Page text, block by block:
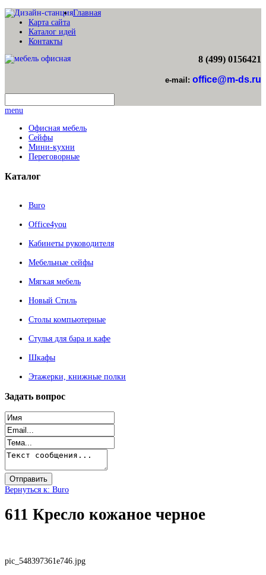
Главная
Карта сайта
Каталог идей
Контакты
8 (499) 0156421
e-mail: office@m-ds.ru
menu
Офисная мебель
Сейфы
Мини-кухни
Переговорные
Каталог
Buro
Office4you
Кабинеты руководителя
Мебельные сейфы
Мягкая мебель
Новый Стиль
Столы компьютерные
Стулья для бара и кафе
Шкафы
Этажерки, книжные полки
Задать вопрос
Вернуться к: Buro
611 Кресло кожаное черное
pic_548397361e746.jpg